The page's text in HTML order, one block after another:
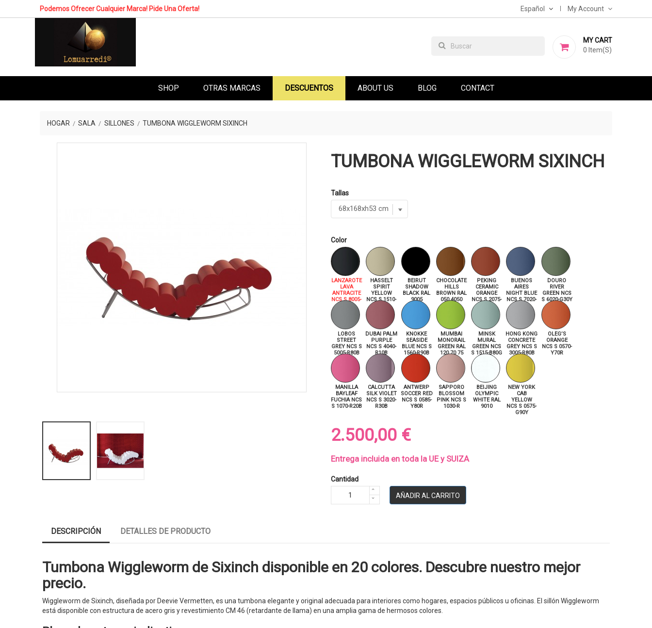
Podemos Ofrecer Cualquier Marca! Pide Una Oferta! Español My Account
MY CART
0 Item(s)
SHOP OTRAS MARCAS DESCUENTOS ABOUT US BLOG CONTACT
HOGAR SALA SILLONES TUMBONA WIGGLEWORM SIXINCH
TUMBONA WIGGLEWORM SIXINCH
Tallas
Color
LANZAROTE
LAVA
ANTRACITE
NCS S 8005-
HASSELT
SPIRIT
YELLOW
NCS S 1510-
BEIRUT
SHADOW
BLACK RAL
9005
CHOCOLATE
HILLS
BROWN RAL
050 4050
PEKING
CERAMIC
ORANGE
NCS S 2075-
BUENOS
AIRES
NIGHT BLUE
NCS S 7020-
DOURO
RIVER
GREEN NCS
S 6020-G30Y
LOBOS
STREET
GREY NCS S
5005-R80B
DUBAI PALM
PURPLE
NCS S 4040-
R10B
KNOKKE
SEASIDE
BLUE NCS S
1560-R90B
MUMBAI
MONORAIL
GREEN RAL
120 70 75
MINSK
MURAL
GREEN NCS
S 1515-B80G
HONG KONG
CONCRETE
GREY NCS S
3005-R80B
OLEG’S
ORANGE
NCS S 0570-
Y70R
MANILLA
BAYLEAF
FUCHIA NCS
S 1070-R20B
CALCUTTA
SILK VIOLET
NCS S 3020-
R30B
ANTWERP
SOCCER RED
NCS S 0585-
Y80R
SAPPORO
BLOSSOM
PINK NCS S
1030-R
BEIJING
OLYMPIC
WHITE RAL
9010
NEW YORK
CAB
YELLOW
NCS S 0575-
G90Y
2.500,00 €
Entrega incluida en toda la UE y SUIZA
Cantidad
AÑADIR AL CARRITO
DESCRIPCIÓN DETALLES DE PRODUCTO
Tumbona Wiggleworm de Sixinch disponible en 20 colores. Descubre nuestro mejor
precio.
Wiggleworm de Sixinch, diseñada por Deevie Vermetten, es una tumbona elegante y original adecuada para interiores como hogares, espacios públicos u oficinas. El sillón Wiggleworm
está disponible con estructura de acero gris y revestimiento CM 46 (retardante de llama) en una amplia gama de hermosos colores.